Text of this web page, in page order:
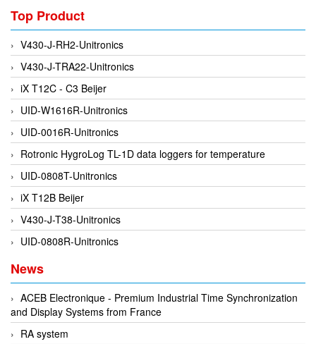
Dandong Huayu
Danfoss
Datalogic Vietnam
Datexel
Debron VietNam
DEIF
Delmhorst VietNam
DELTA
Delta Ohm
Delta sensor
Delta-mobrey
DEMA Engineering/ Foam- IT
DESAX
DET-TRONICS
Deublin
Diakont
Top Product
V430-J-RH2-Unitronics
V430-J-TRA22-Unitronics
iX T12C - C3 Beijer
UID-W1616R-Unitronics
UID-0016R-Unitronics
Rotronic HygroLog TL-1D data loggers for temperature
UID-0808T-Unitronics
iX T12B Beijer
V430-J-T38-Unitronics
UID-0808R-Unitronics
News
ACEB Electronique - Premium Industrial Time Synchronization
and Display Systems from France
RA system